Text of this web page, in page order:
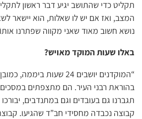
תקליט כדי שהתושב יגיע דבר ראשון
המצב, ואז אם יש לו שאלות, הוא יישאר
נושא חשוב מאוד שאני מקווה שפתרנו
באלו שעות המוקד מאויש?
“המוקדנים יושבים 24 שעות
בהוראת רבני העיר. הם מתצפתים
תגברנו גם בעובדים וגם במתנדבים,
קבוצה נכבדה מחסידי חב”ד שהגיעו.